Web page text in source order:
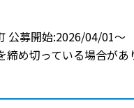
公募開始:2026/04/01～
め切っている場合があ